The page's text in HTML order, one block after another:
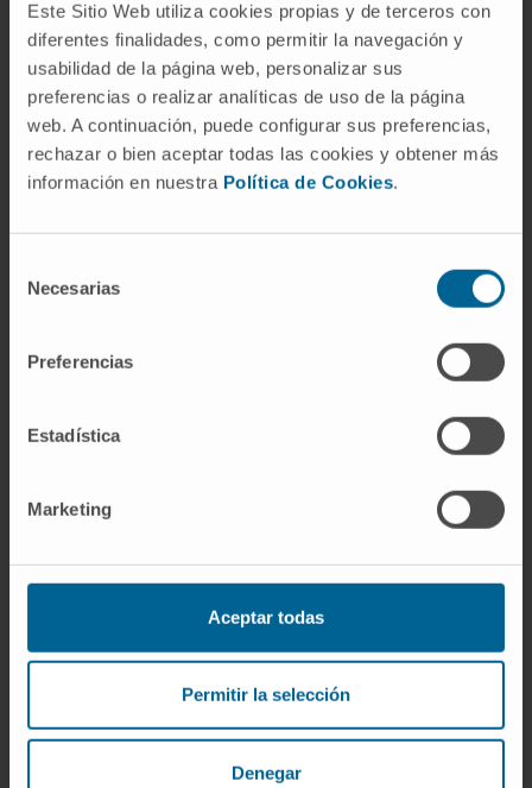
Este Sitio Web utiliza cookies propias y de terceros con
diferentes finalidades, como permitir la navegación y
usabilidad de la página web, personalizar sus
preferencias o realizar analíticas de uso de la página
web. A continuación, puede configurar sus preferencias,
rechazar o bien aceptar todas las cookies y obtener más
información en nuestra Política de Cookies.
Necesarias
Preferencias
Estadística
Marketing
Aceptar todas
Permitir la selección
Denegar
Área de Obesidad.
Unidad de Diabetes.
Unidad de Enfermedades del Tiroides y
Paratiroides.
Unidad de Osteoporosis
Otras enfermedades: por ej. síndrome de
tratamiento de la Obesidad.
Equipo de enfermeras especializadas en el
Hospital de Día de Endocrinología y Nutrición.
Metabólica de reconocido prestigio internacional.